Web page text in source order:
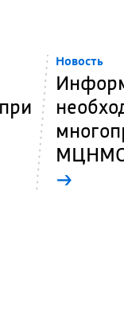
Новость
→